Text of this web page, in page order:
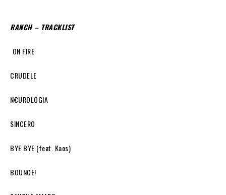
RANCH – TRACKLIST
ON FIRE
CRUDELE
N€UROLOGIA
SINCERO
BYE BYE (feat. Kaos)
BOUNCE!